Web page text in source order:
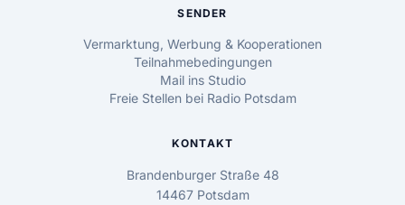
SENDER
Vermarktung, Werbung & Kooperationen
Teilnahmebedingungen
Mail ins Studio
Freie Stellen bei Radio Potsdam
KONTAKT
Brandenburger Straße 48
14467 Potsdam